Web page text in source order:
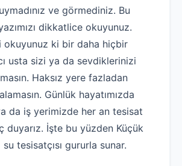
ve görmediniz. Bu
dikkatlice okuyunuz.
okuyunuz ki bir daha hiçbir
usta sizi ya da sevdiklerinizi
Haksız yere fazladan
Günlük hayatımızda
da iş yerimizde her an tesisat
duyarız. İşte bu yüzden Küçük
tesisatçısı gururla sunar.